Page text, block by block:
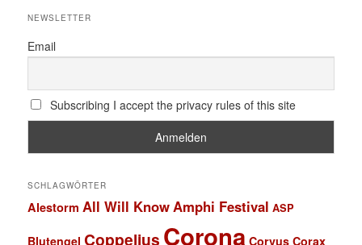
NEWSLETTER
Email
Subscribing I accept the privacy rules of this site
SCHLAGWÖRTER
Alestorm All Will KnowAmphi Festival ASP
Blutengel Coppelius Corona Corvus Corax